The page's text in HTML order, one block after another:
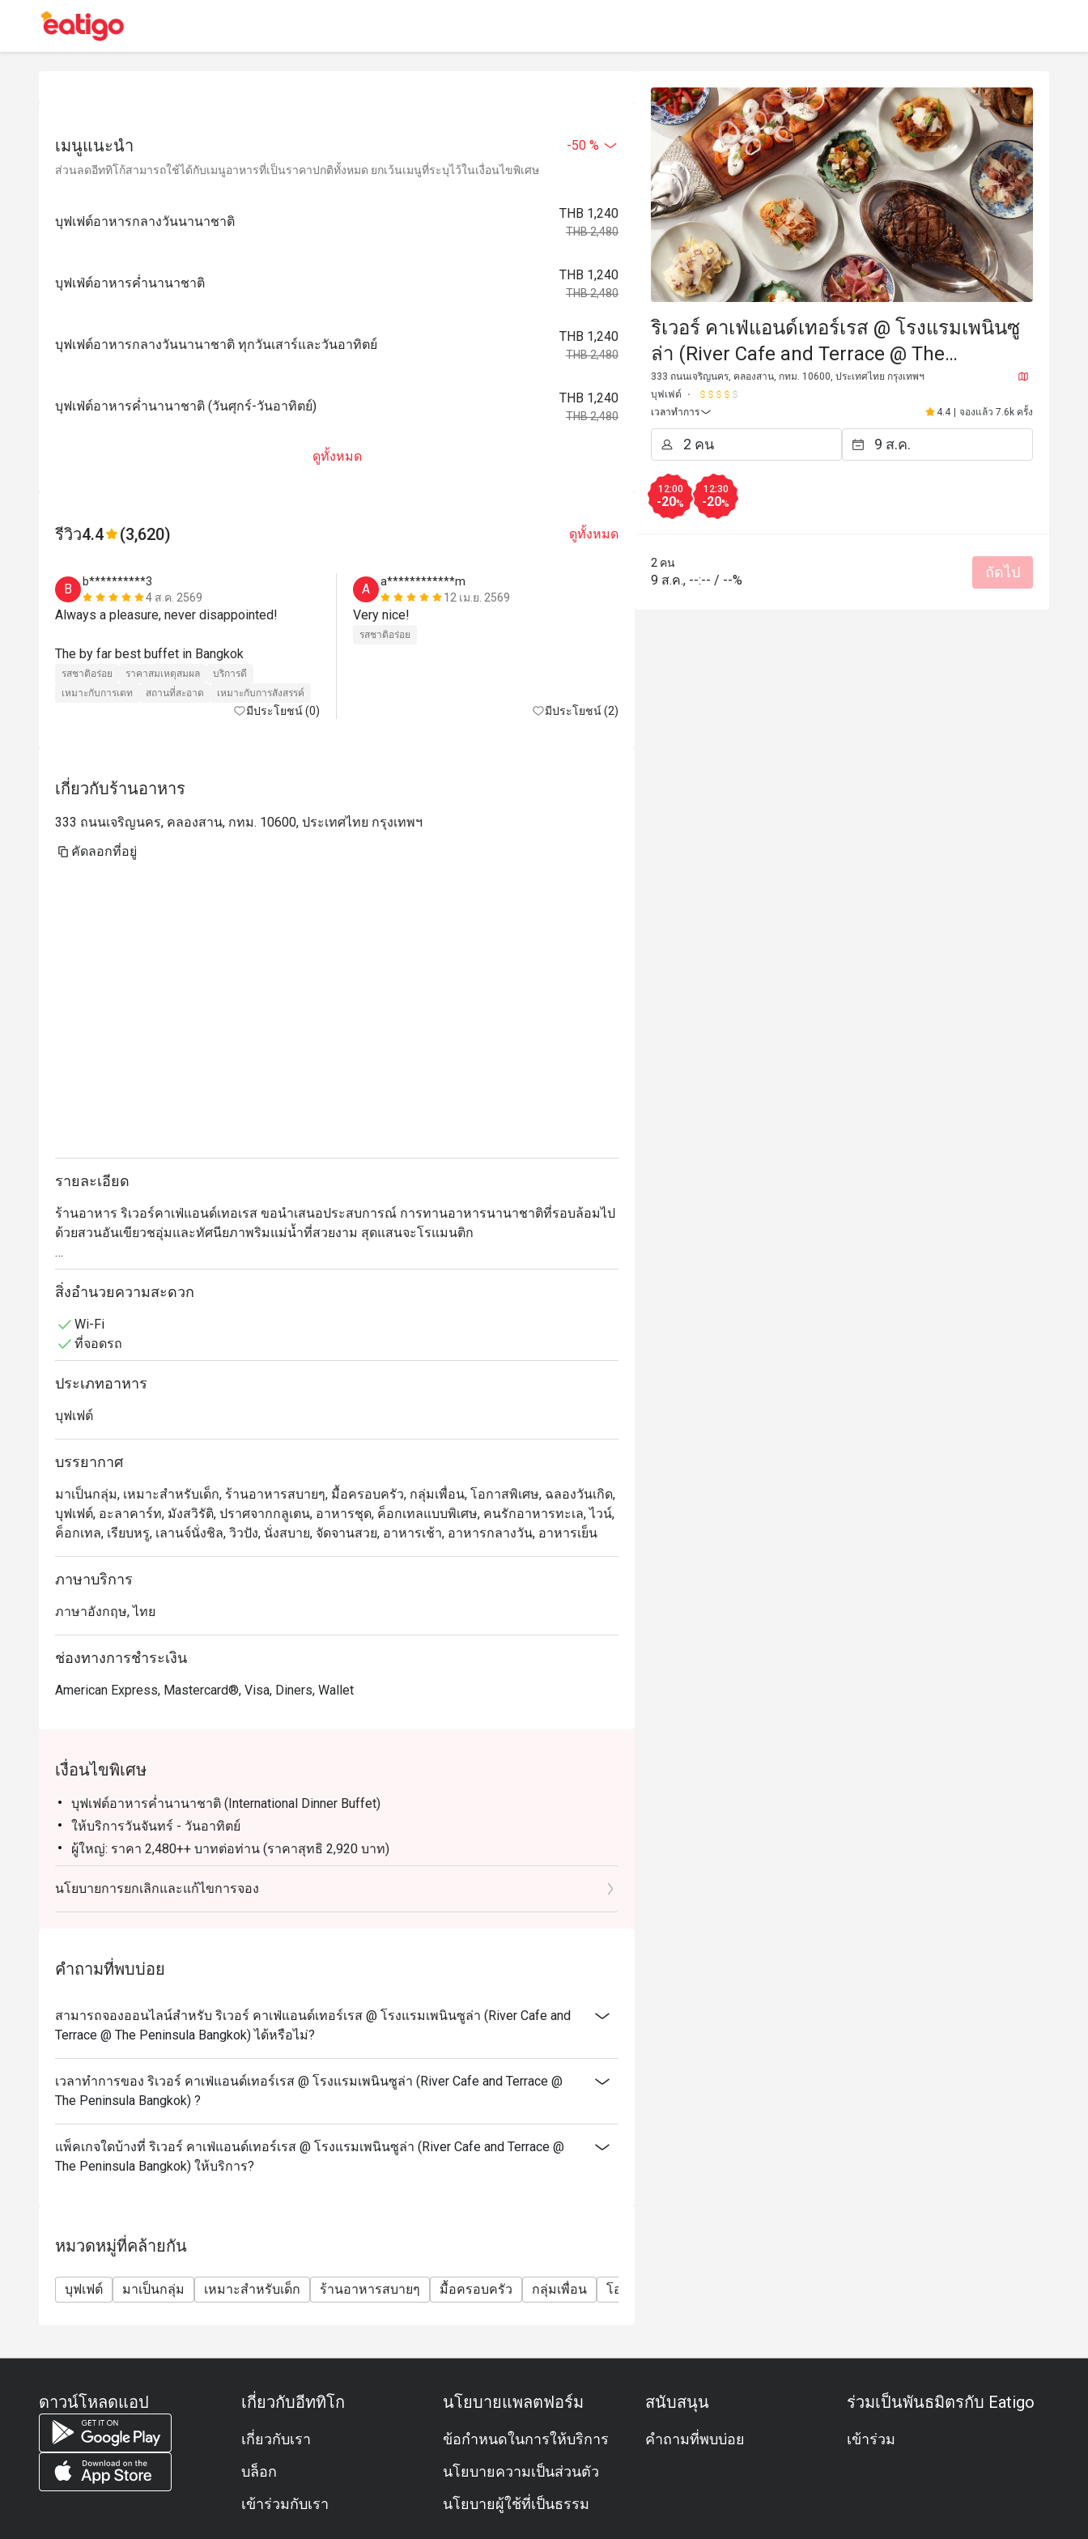
เมนูแนะนำ -50 %
ส่วนลดอีททิโก้สามารถใช้ได้กับเมนูอาหารที่เป็นราคาปกติทั้งหมด ยกเว้นเมนูที่ระบุไว้ในเงื่อนไขพิเศษ
บุฟเฟต์อาหารกลางวันนานาชาติ
THB 1,240
THB 2,480
บุฟเฟ่ต์อาหารค่ำนานาชาติ
THB 1,240
THB 2,480
บุฟเฟต์อาหารกลางวันนานาชาติ ทุกวันเสาร์และวันอาทิตย์
THB 1,240
THB 2,480
บุฟเฟ่ต์อาหารค่ำนานาชาติ (วันศุกร์-วันอาทิตย์)
THB 1,240
THB 2,480
ดูทั้งหมด
รีวิว4.4 (3,620) ดูทั้งหมด
B
b**********3
4 ส.ค. 2569
Always a pleasure, never disappointed!
The by far best buffet in Bangkok
รสชาติอร่อย ราคาสมเหตุสมผล
บริการดี
เหมาะกับการเดท
สถานที่สะอาด เหมาะกับการสังสรรค์
มีประโยชน์ (0)
A
a************m
12 เม.ย. 2569
Very nice!
รสชาติอร่อย
มีประโยชน์ (2)
J
j***********5
S***n
เกี่ยวกับร้านอาหาร
333 ถนนเจริญนคร, คลองสาน, กทม. 10600, ประเทศไทย กรุงเทพฯ
คัดลอกที่อยู่
รายละเอียด
ร้านอาหาร ริเวอร์คาเฟ่แอนด์เทอเรส ขอนำเสนอประสบการณ์ การทานอาหารนานาชาติที่รอบล้อมไป
ด้วยสวนอันเขียวชอุ่มและทัศนียภาพริมแม่น้ำที่สวยงาม สุดแสนจะโรแมนติก
แขกสามารถเลือกสั่งได้จากเมนูมากมาย เช่น แซนด์วิช พาสต้า สเต็ก และอาหารทะเล และอื่นๆ
The Peninsula Bangkok เดินทางสะดวกจาก สถานีรถไฟฟ้า BTS เจริญนคร ด้วยทำเลริมแม่น้ำ
เจ้าพระยา บรรยากาศสวยงามและโรแมนติก พร้อมการตกแต่งเรียบหรูสไตล์เพนนินซูลา เพลิดเพลินกับ
อาหารนานาชาติและของหวานสุดประณีต
เหมาะสำหรับทั้งคนท้องถิ่นและนักท่องเที่ยว River Cafe and Terrace เป็นตัวเลือกที่สมบูรณ์แบบสำหรับ
และบริการที่เอาใจใส่ ขณะที่นักท่องเที่ยวหลงใหลในวิวแม่น้ำเจ้าพระยาและบรรยากาศระดับ 5 ดาว
ใกล้สถานี BTS เจริญนคร
การจองผ่านแอปหรือเว็บไซต์ Eatigo คือวิธีที่ชาญฉลาดที่สุดในการรับประทานอาหาร เพียงเลือกช่วง
สิ่งอำนวยความสะดวก
Wi-Fi
ที่จอดรถ
ประเภทอาหาร
บุฟเฟต์
บรรยากาศ
มาเป็นกลุ่ม, เหมาะสำหรับเด็ก, ร้านอาหารสบายๆ, มื้อครอบครัว, กลุ่มเพื่อน, โอกาสพิเศษ, ฉลองวันเกิด,
บุฟเฟต์, อะลาคาร์ท, มังสวิรัติ, ปราศจากกลูเตน, อาหารชุด, ค็อกเทลแบบพิเศษ, คนรักอาหารทะเล, ไวน์,
ค็อกเทล, เรียบหรู, เลานจ์นั่งชิล, วิวปัง, นั่งสบาย, จัดจานสวย, อาหารเช้า, อาหารกลางวัน, อาหารเย็น
ภาษาบริการ
ภาษาอังกฤษ, ไทย
ช่องทางการชำระเงิน
American Express, Mastercard®, Visa, Diners, Wallet
เงื่อนไขพิเศษ
บุฟเฟต์อาหารค่ำนานาชาติ (International Dinner Buffet)
ให้บริการวันจันทร์ - วันอาทิตย์
ผู้ใหญ่: ราคา 2,480++ บาทต่อท่าน (ราคาสุทธิ 2,920 บาท)
เด็ก (6-11 ปี): ราคา 1,240++ บาทต่อท่าน (ราคาสุทธิ 1,460 บาท)
ไฮไลท์เมนู:
อาหารทะเลบนน้ำแข็ง (Seafood on Ice): ปูม้า, หอยแมลงภู่, กุ้งลายเสือ, หอยนางรม, ซูชิและซาซิมิ
มุมเนื้ออบ (Carving Station): เนื้อโทมาฮอว์ค, อกหมูรมควัน, แฮมเคลือบน้ำตาลเมเปิ้ล
เมนูหมุนเวียนอื่นๆ: แซลมอนเวลลิงตัน, ปลากะพงขาวอันดามันอบเกลือ, โคลด์คัทและชีส, อาหาร
มังสวิรัติ, อาหารเรียกน้ำย่อย, อาหารคาว, ของหวาน และไอศกรีม
เงื่อนไขและข้อกำหนด
ราคาทั้งหมดเป็นสกุลเงินบาท และยังไม่รวมภาษีมูลค่าเพิ่ม (VAT) และค่าบริการ (Service Charge)
เว้นแต่จะระบุไว้เป็นอย่างอื่นในเงื่อนไขพิเศษ
ส่วนลดไม่สามารถใช้กับภาษีและค่าบริการได้
โมฆะ
นโยบายสำหรับเด็ก:
อายุ 12 ปีขึ้นไป: คิดราคาปกติเท่าผู้ใหญ่
คำถามที่พบบ่อย (FAQ)
Q1: River Cafe and Terrace เป็นร้านอาหารประเภทไหน?
A1: เป็นห้องอาหารริมน้ำที่เป็นเอกลักษณ์ของโรงแรมเพนนินซูลา กรุงเทพฯ ให้บริการอาหารไทย
และนานาชาติ มีทั้งแบบบุฟเฟต์และสั่งจากเมนู (A la carte) ลูกค้าสามารถเลือกนั่งได้ทั้งโซนด้านใน
หรือโซนระเบียงริมน้ำเพื่อชมวิวแม่น้ำเจ้าพระยา
Q2: เวลาเปิด-ปิดคือช่วงไหนบ้าง?
นโยบายการยกเลิกและแก้ไขการจอง
คำถามที่พบบ่อย
สามารถจองออนไลน์สำหรับ ริเวอร์ คาเฟ่แอนด์เทอร์เรส @ โรงแรมเพนินซูล่า (River Cafe and
Terrace @ The Peninsula Bangkok) ได้หรือไม่?
เวลาทำการของ ริเวอร์ คาเฟ่แอนด์เทอร์เรส @ โรงแรมเพนินซูล่า (River Cafe and Terrace @
The Peninsula Bangkok) ?
แพ็คเกจใดบ้างที่ ริเวอร์ คาเฟ่แอนด์เทอร์เรส @ โรงแรมเพนินซูล่า (River Cafe and Terrace @
The Peninsula Bangkok) ให้บริการ?
หมวดหมู่ที่คล้ายกัน
บุฟเฟต์ มาเป็นกลุ่ม เหมาะสำหรับเด็ก ร้านอาหารสบายๆ มื้อครอบครัว กลุ่มเพื่อน โอกาสพิเศษ
ริเวอร์ คาเฟ่แอนด์เทอร์เรส @ โรงแรมเพนินซู
ล่า (River Cafe and Terrace @ The
Peninsula Bangkok)
333 ถนนเจริญนคร, คลองสาน, กทม. 10600, ประเทศไทย กรุงเทพฯ
บุฟเฟต์
เวลาทำการ
4.4 จองแล้ว 7.6k ครั้ง
12:00
-20%
12:30
-20%
2 คน
9 ส.ค., --:-- / --% ถัดไป
ดาวน์โหลดแอป เกี่ยวกับอีททิโก
เกี่ยวกับเรา
บล็อก
เข้าร่วมกับเรา
นโยบายแพลตฟอร์ม
ข้อกำหนดในการให้บริการ
นโยบายความเป็นส่วนตัว
นโยบายผู้ใช้ที่เป็นธรรม
สนับสนุน
คำถามที่พบบ่อย
ร่วมเป็นพันธมิตรกับ Eatigo
เข้าร่วม